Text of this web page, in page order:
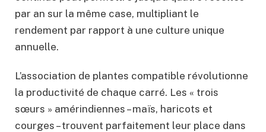
par an sur la même case, multipliant le
rendement par rapport à une culture unique
annuelle.
L’association de plantes compatible révolutionne
la productivité de chaque carré. Les « trois
sœurs » amérindiennes – maïs, haricots et
courges – trouvent parfaitement leur place dans